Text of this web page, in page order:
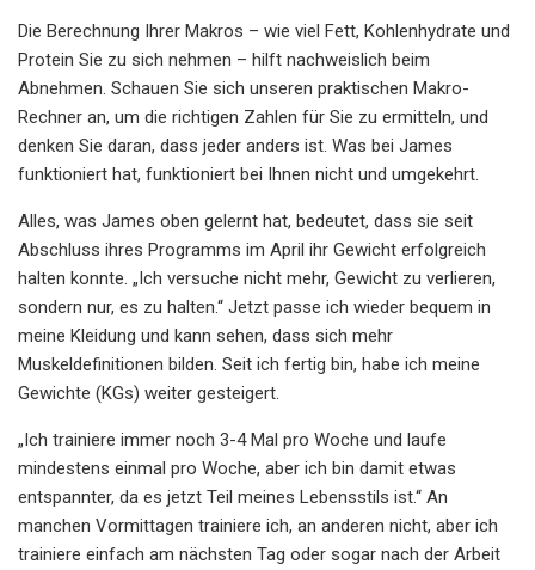
Die Berechnung Ihrer Makros – wie viel Fett, Kohlenhydrate und
Protein Sie zu sich nehmen – hilft nachweislich beim
Abnehmen. Schauen Sie sich unseren praktischen Makro-
Rechner an, um die richtigen Zahlen für Sie zu ermitteln, und
denken Sie daran, dass jeder anders ist. Was bei James
funktioniert hat, funktioniert bei Ihnen nicht und umgekehrt.
Alles, was James oben gelernt hat, bedeutet, dass sie seit
Abschluss ihres Programms im April ihr Gewicht erfolgreich
halten konnte. „Ich versuche nicht mehr, Gewicht zu verlieren,
sondern nur, es zu halten.“ Jetzt passe ich wieder bequem in
meine Kleidung und kann sehen, dass sich mehr
Muskeldefinitionen bilden. Seit ich fertig bin, habe ich meine
Gewichte (KGs) weiter gesteigert.
„Ich trainiere immer noch 3-4 Mal pro Woche und laufe
mindestens einmal pro Woche, aber ich bin damit etwas
entspannter, da es jetzt Teil meines Lebensstils ist.“ An
manchen Vormittagen trainiere ich, an anderen nicht, aber ich
trainiere einfach am nächsten Tag oder sogar nach der Arbeit